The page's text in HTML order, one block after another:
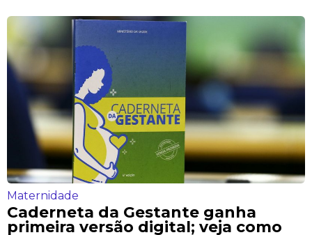
Maternidade
Caderneta da Gestante ganha
primeira versão digital; veja como